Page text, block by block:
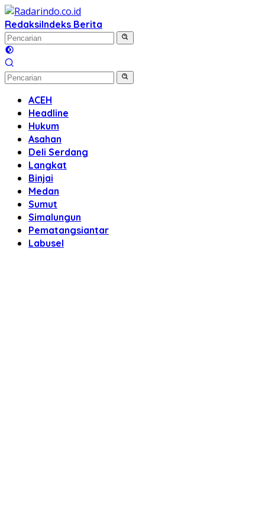
Langsung
ke
konten
RedaksiIndeks Berita
ACEH
Headline
Hukum
Asahan
Deli Serdang
Langkat
Binjai
Medan
Sumut
Simalungun
Pematangsiantar
Labusel